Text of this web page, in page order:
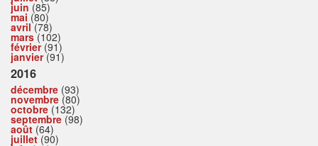
juin (85)
mai (80)
avril(78)
mars(102)
février(91)
janvier(91)
2016
décembre (93)
novembre (80)
octobre (132)
septembre (98)
août (64)
juillet(90)